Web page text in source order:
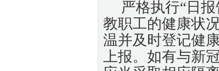
严格执行“日
教职工的健康状
温并及时登记健
上报。如有与新